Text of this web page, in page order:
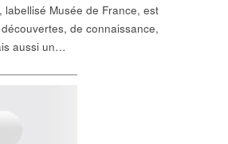
labellisé Musée de France, est
de connaissance,
aussi un…